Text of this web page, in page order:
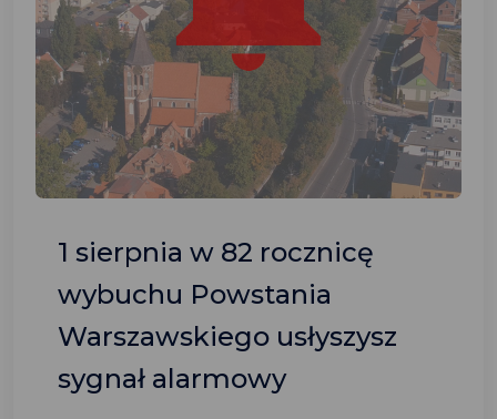
1 sierpnia w 82 rocznicę
wybuchu Powstania
Warszawskiego usłyszysz
sygnał alarmowy